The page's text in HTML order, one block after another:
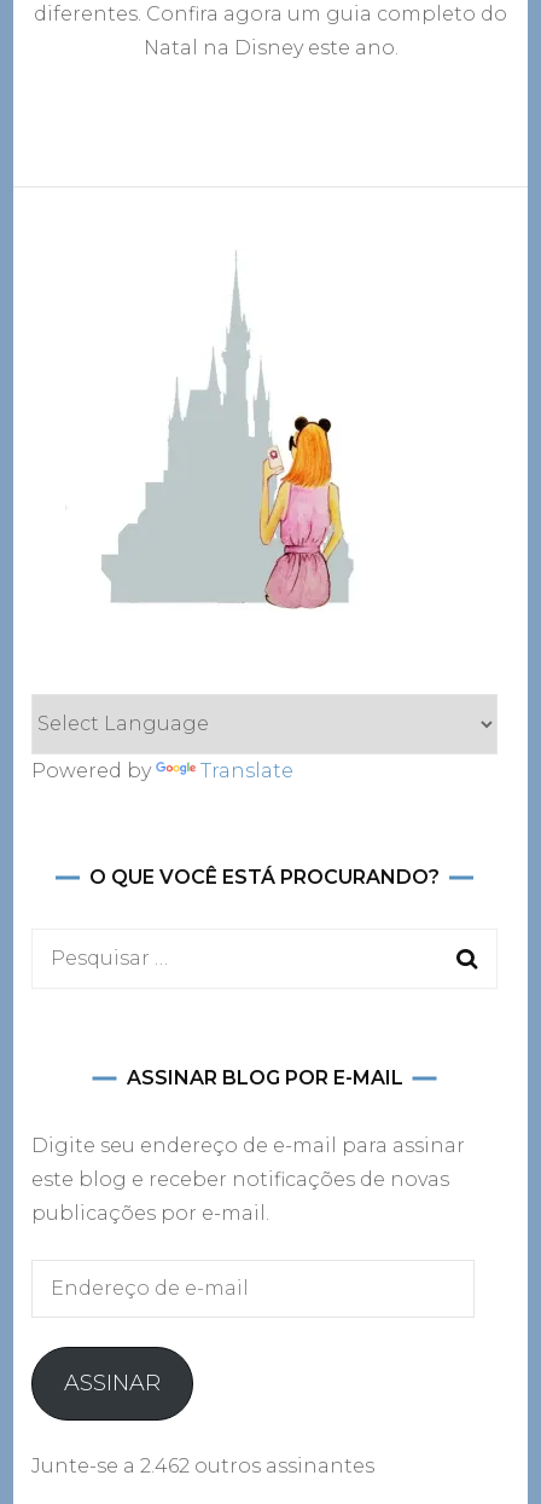
diferentes. Confira agora um guia completo do
Natal na Disney este ano.
Powered by Translate
O QUE VOCÊ ESTÁ PROCURANDO?
Pesquisar
ASSINAR BLOG POR E-MAIL
Digite seu endereço de e-mail para assinar
este blog e receber notificações de novas
publicações por e-mail.
Endereço
mailASSINAR
Junte-se a 2.462 outros assinantes